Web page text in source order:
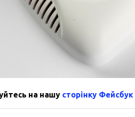
на нашу сторінку Фейсбук